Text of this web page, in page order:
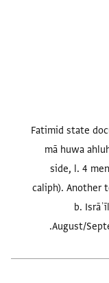
Fatimid state
mā huwa
side, l. 4
caliph). Another
b.
August/